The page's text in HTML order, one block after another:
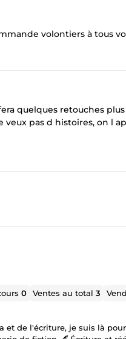
volontiers à tous
quelques retouches
pas d histoires, on l
0 Ventes au total3
de l'écriture, je suis là